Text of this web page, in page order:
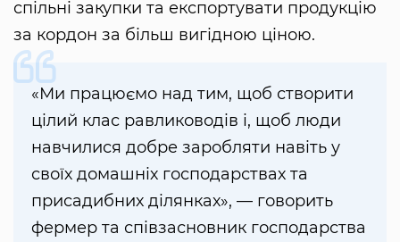
спільні закупки та експортувати продукцію
за кордон за більш вигідною ціною.
«Ми працюємо над тим, щоб створити
цілий клас равлиководів і, щоб люди
навчилися добре заробляти навіть у
своїх домашніх господарствах та
присадибних ділянках», — говорить
фермер та співзасновник господарства